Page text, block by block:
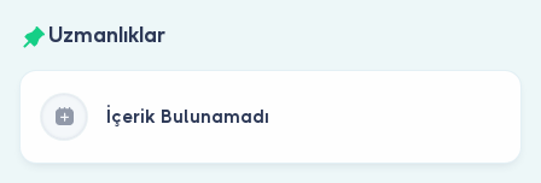
Uzmanlıklar
İçerik Bulunamadı